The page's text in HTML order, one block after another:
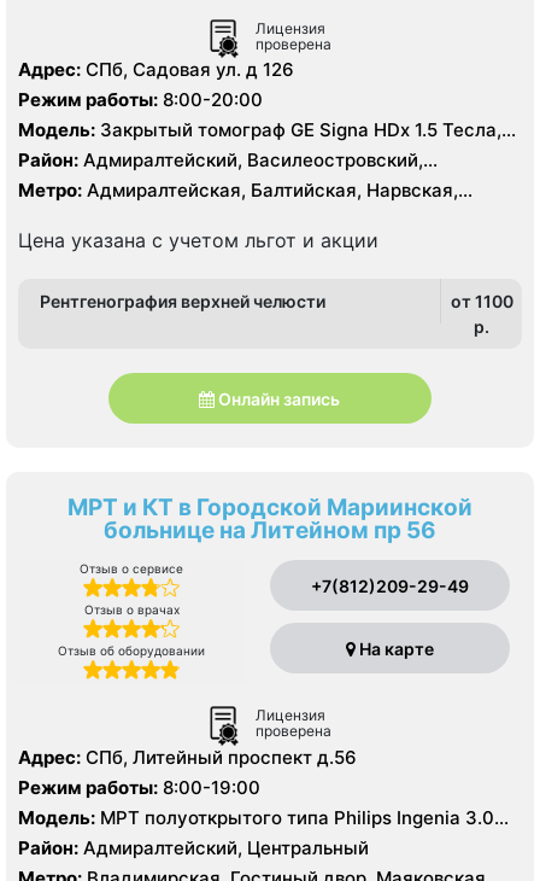
Лицензия
проверена
Адрес: СПб, Садовая ул. д 126
Режим работы: 8:00-20:00
Модель: Закрытый томограф GE Signa HDx 1.5 Тесла,
КТ Aquilion PRIME Toshiba Medical System Corporation
160 срезов
Район: Адмиралтейский, Василеостровский,
Кировский, Центральный
Метро: Адмиралтейская, Балтийская, Нарвская,
Цена указана с учетом льгот и акции
Рентгенография верхней челюсти
от 1100
p.
Онлайн запись
МРТ и КТ в Городской Мариинской
больнице на Литейном пр 56
Отзыв о сервисе
Отзыв о врачах
Отзыв об оборудовании
+7(812)209-29-49
На карте
Лицензия
проверена
Адрес: СПб, Литейный проспект д.56
Режим работы: 8:00-19:00
Модель: МРТ полуоткрытого типа Philips Ingenia 3.0
Тесла, МРТ Siemens Avanto 1,5 Тесла, КТ Siemens
Somatom Definition AS64 64 среза, Siemens Somatom
Район: Адмиралтейский, Центральный